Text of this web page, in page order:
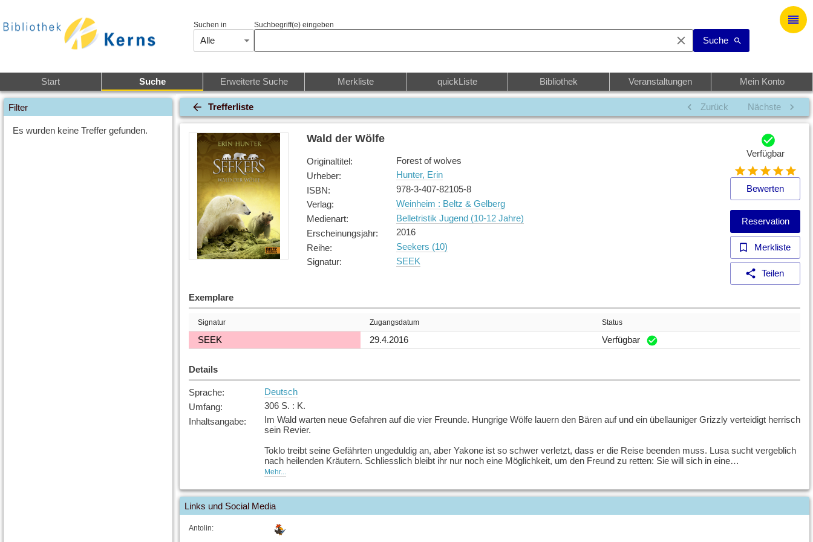
Suchen in
Alle
Suchbegriff(e) eingeben
Suche
Start Suche Erweiterte Suche Merkliste quickListe Bibliothek Veranstaltungen Mein Konto
Filter
Es wurden keine Treffer gefunden.
Trefferliste Zurück Nächste
Wald der Wölfe
Originaltitel:
Forest of wolves
Urheber:
Hunter, Erin
ISBN:
978-3-407-82105-8
Verlag:
Weinheim : Beltz & Gelberg
Medienart:
Belletristik Jugend (10-12 Jahre)
Erscheinungsjahr:
2016
Reihe:
Seekers (10)
Signatur: SEEK
Verfügbar
Bewerten
Reservation
Merkliste
Teilen
Exemplare
Signatur Zugangsdatum Status
SEEK 29.4.2016 Verfügbar
Details
Sprache:
Deutsch
Umfang:
306 S. : K.
Inhaltsangabe:
Im Wald warten neue Gefahren auf die vier Freunde. Hungrige Wölfe lauern den Bären auf und ein übellauniger Grizzly verteidigt herrisch
sein Revier.
Toklo treibt seine Gefährten ungeduldig an, aber Yakone ist so schwer verletzt, dass er die Reise beenden muss. Lusa sucht vergeblich
nach heilenden Kräutern. Schliesslich bleibt ihr nur noch eine Möglichkeit, um den Freund zu retten: Sie will sich in eine
Flachgesichtersiedlung einschleichen und auf Ujuraks Hilfe hoffen.
Mehr...
Links und Social Media
Antolin: